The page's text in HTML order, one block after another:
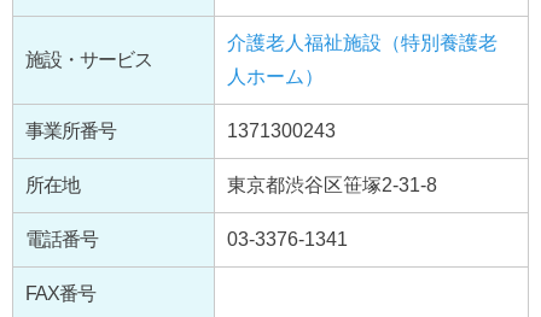
施設・サービス
介護老人福祉施設（特別養護老
人ホーム）
事業所番号 1371300243
所在地 東京都渋谷区笹塚2-31-8
電話番号 03-3376-1341
FAX番号